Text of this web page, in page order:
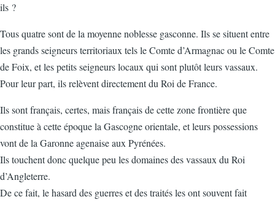
ils ?
Tous quatre sont de la moyenne noblesse gasconne. Ils se situent entre
les grands seigneurs territoriaux tels le Comte d’Armagnac ou le Comte
de Foix, et les petits seigneurs locaux qui sont plutôt leurs vassaux.
Pour leur part, ils relèvent directement du Roi de France.
Ils sont français, certes, mais français de cette zone frontière que
constitue à cette époque la Gascogne orientale, et leurs possessions
vont de la Garonne agenaise aux Pyrénées.
Ils touchent donc quelque peu les domaines des vassaux du Roi
d’Angleterre.
De ce fait, le hasard des guerres et des traités les ont souvent fait